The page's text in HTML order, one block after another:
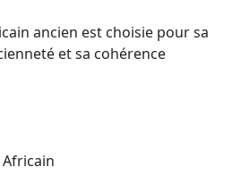
ancien est choisie pour sa
et sa cohérence